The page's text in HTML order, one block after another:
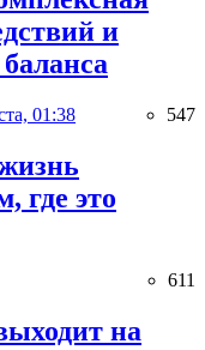
и
01:38 547
где это
611
на